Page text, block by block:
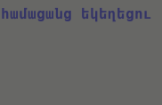
եկեղեցու